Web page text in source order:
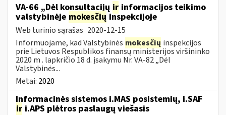
VA-66 „Dėl konsultacijų ir informacijos teikimo
valstybinėje mokesčių inspekcijoje
Web turinio sąrašas 2020-12-15
Informuojame, kad Valstybinės mokesčių inspekcijos
prie Lietuvos Respublikos finansų ministerijos viršininko
2020 m . lapkričio 18 d. įsakymu Nr. VA-82 „Dėl
Valstybinės...
Metai: 2020
Informacinės sistemos i.MAS posistemių, i.SAF
ir i.APS plėtros paslaugų viešasis